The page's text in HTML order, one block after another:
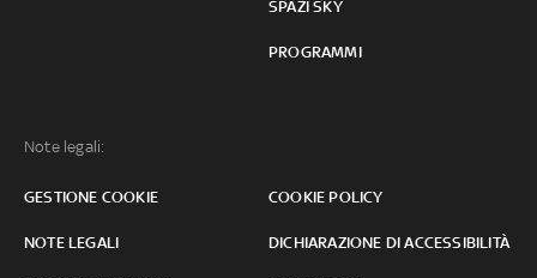
SPAZI SKY
PROGRAMMI
Note legali:
GESTIONE COOKIE COOKIE POLICY
NOTE LEGALI DICHIARAZIONE DI ACCESSIBILITÀ